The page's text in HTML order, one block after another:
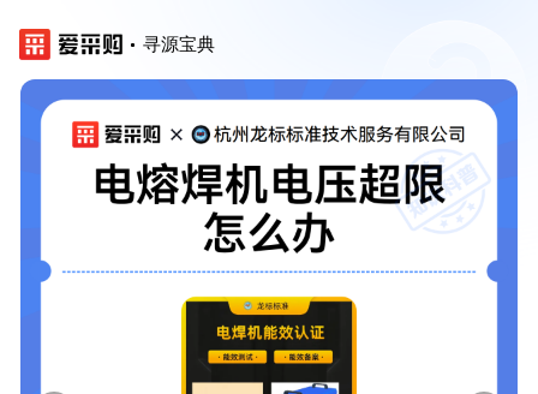
寻源宝典